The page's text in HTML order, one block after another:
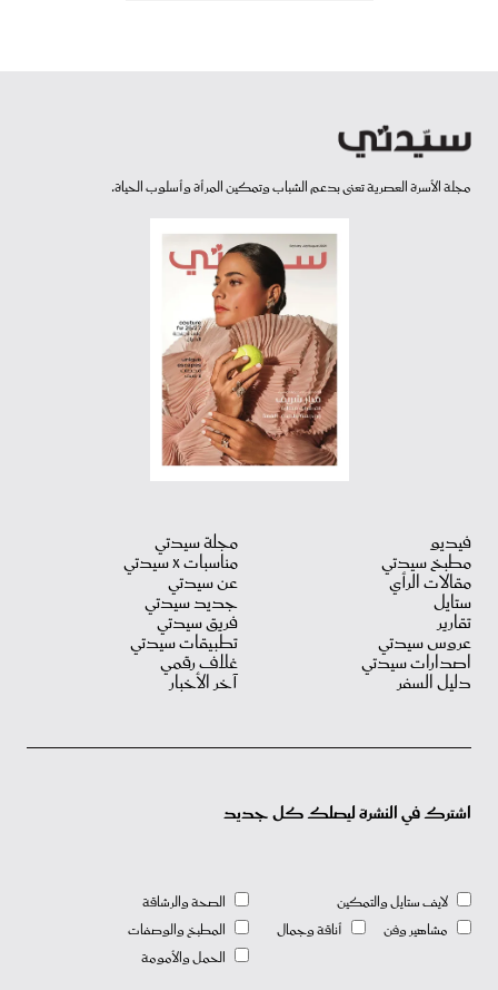
مجلة الأسرة العصرية تعنى بدعم الشباب وتمكين المرأة وأسلوب الحياة.
فيديو
مطبخ سيدتي
مقالات الرأي
ستايل
تقارير
عروس سيدتي
اصدارات سيدتي
دليل السفر
مجلة سيدتي
مناسبات X سيدتي
عن سيدتي
جديد سيدتي
فريق سيدتي
تطبيقات سيدتي
غلاف رقمي
آخر الأخبار
اشترك في النشرة ليصلك كل جديد
لايف ستايل والتمكين
مشاهير وفن
أناقة وجمال
الصحة والرشاقة
المطبخ والوصفات
الحمل والأمومة